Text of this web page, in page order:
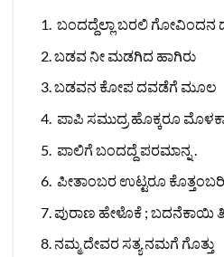
ಬಂದದ್ದೆಲ್ಲಾ ಬರಲಿ
ಬಡವ ನೀ ಮಡಗಿದ ಹಾಗಿರು
ಬಡವನ ಕೋಪ ದವಡೆಗೆ ಮೂಲ
ಪಾಪಿ ಸಮುದ್ರ ಹೊಕ್ಕರೂ
ಪಾಲಿಗೆ ಬಂದದ್ದೆ ಪರಮಾನ್ನ .
ಪೀತಾಂಬರ ಉಟ್ಟರೂ
ಪುರಾಣ ಹೇಳೊಕೆ ; ಬದನೆಕಾಯಿ
ನಮ್ಮ ದೇವರ ಸತ್ಯ ನಮಗೆ ಗೊತ್ತು